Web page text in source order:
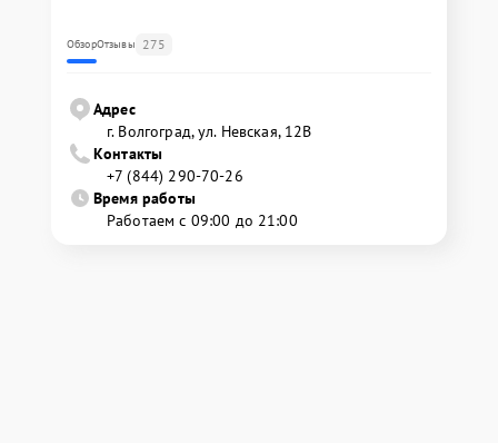
ОбзорОтзывы 275
Адрес
г. Волгоград, ул. Невская, 12В
Контакты
+7 (844) 290-70-26
Время работы
Работаем с 09:00 до 21:00